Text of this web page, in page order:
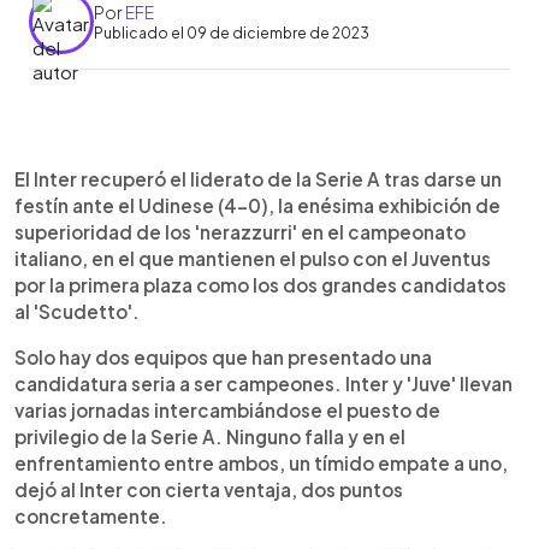
PorEFE
Publicado el 09 de diciembre de 2023
Escuchar artículo
El Inter recuperó el liderato de la Serie A tras darse un
festín ante el Udinese (4-0), la enésima exhibición de
superioridad de los 'nerazzurri' en el campeonato
italiano, en el que mantienen el pulso con el Juventus
por la primera plaza como los dos grandes candidatos
al 'Scudetto'.
Solo hay dos equipos que han presentado una
candidatura seria a ser campeones. Inter y 'Juve' llevan
varias jornadas intercambiándose el puesto de
privilegio de la Serie A. Ninguno falla y en el
enfrentamiento entre ambos, un tímido empate a uno,
dejó al Inter con cierta ventaja, dos puntos
concretamente.